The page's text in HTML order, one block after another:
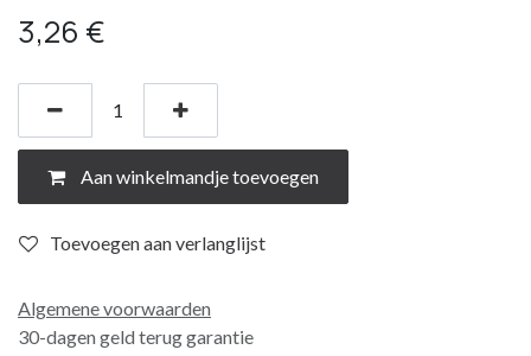
3,26 €
Aan winkelmandje toevoegen
Toevoegen aan verlanglijst
Algemene voorwaarden
30-dagen geld terug garantie